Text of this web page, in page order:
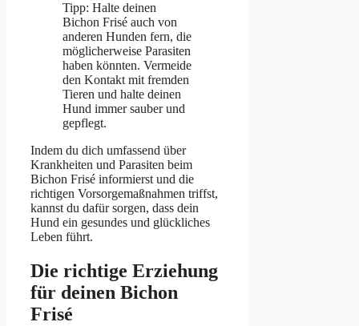
Tipp: Halte deinen
Bichon Frisé auch von
anderen Hunden fern, die
möglicherweise Parasiten
haben könnten. Vermeide
den Kontakt mit fremden
Tieren und halte deinen
Hund immer sauber und
gepflegt.
Indem du dich umfassend über
Krankheiten und Parasiten beim
Bichon Frisé informierst und die
richtigen Vorsorgemaßnahmen triffst,
kannst du dafür sorgen, dass dein
Hund ein gesundes und glückliches
Leben führt.
Die richtige Erziehung
für deinen Bichon
Frisé